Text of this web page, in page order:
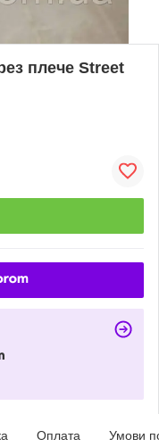
плече Street
Оплата Умови